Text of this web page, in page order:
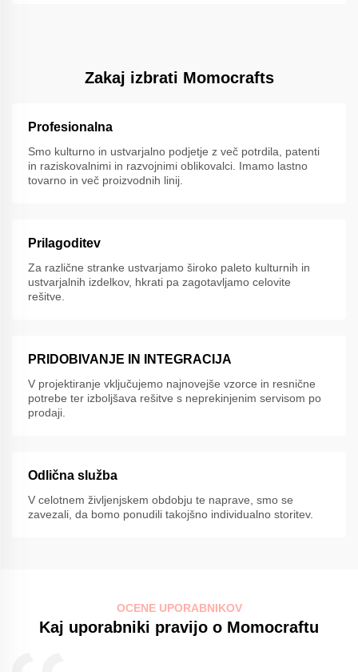
Zakaj izbrati Momocrafts
Profesionalna
Smo kulturno in ustvarjalno podjetje z več potrdila, patenti
in raziskovalnimi in razvojnimi oblikovalci. Imamo lastno
tovarno in več proizvodnih linij.
Prilagoditev
Za različne stranke ustvarjamo široko paleto kulturnih in
ustvarjalnih izdelkov, hkrati pa zagotavljamo celovite
rešitve.
PRIDOBIVANJE IN INTEGRACIJA
V projektiranje vključujemo najnovejše vzorce in resnične
potrebe ter izboljšava rešitve s neprekinjenim servisom po
prodaji.
Odlična služba
V celotnem življenjskem obdobju te naprave, smo se
zavezali, da bomo ponudili takojšno individualno storitev.
OCENE UPORABNIKOV
Kaj uporabniki pravijo o Momocraftu